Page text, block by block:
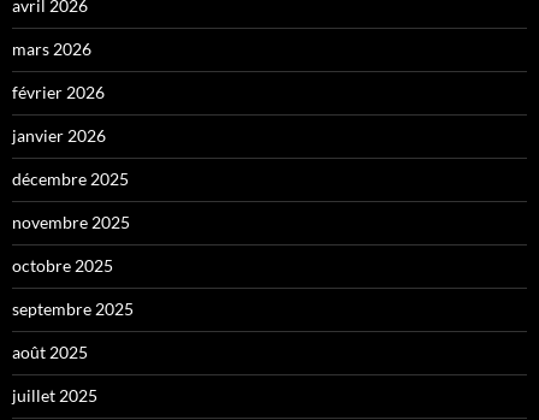
avril 2026
mars 2026
février 2026
janvier 2026
décembre 2025
novembre 2025
octobre 2025
septembre 2025
août 2025
juillet 2025